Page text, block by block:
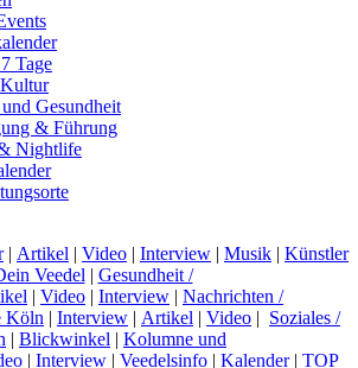
Tage
Gesundheit
& Führung
Nightlife
| Artikel | Video | Interview | Musik | Künstler
Veedel | Gesundheit /
| Video | Interview | Nachrichten /
Köln | Interview | Artikel | Video | Soziales /
| Blickwinkel | Kolumne und
| Interview | Veedelsinfo | Kalender| TOP